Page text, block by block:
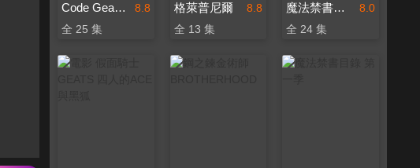
8.8
Code Geass反叛的魯路修
全 25 集
8.8
格萊普尼爾
全 13 集
8.0
魔法禁書目錄 第二季
全 24 集